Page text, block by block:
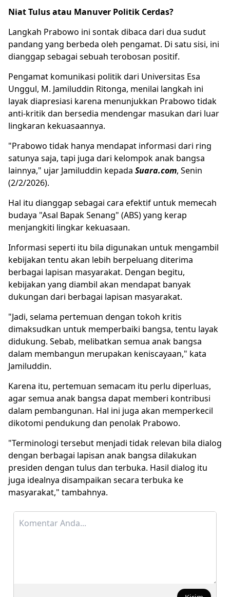
Niat Tulus atau Manuver Politik Cerdas?
Langkah Prabowo ini sontak dibaca dari dua sudut
pandang yang berbeda oleh pengamat. Di satu sisi, ini
dianggap sebagai sebuah terobosan positif.
Pengamat komunikasi politik dari Universitas Esa
Unggul, M. Jamiluddin Ritonga, menilai langkah ini
layak diapresiasi karena menunjukkan Prabowo tidak
anti-kritik dan bersedia mendengar masukan dari luar
lingkaran kekuasaannya.
"Prabowo tidak hanya mendapat informasi dari ring
satunya saja, tapi juga dari kelompok anak bangsa
lainnya," ujar Jamiluddin kepada Suara.com, Senin
(2/2/2026).
Hal itu dianggap sebagai cara efektif untuk memecah
budaya "Asal Bapak Senang" (ABS) yang kerap
menjangkiti lingkar kekuasaan.
Informasi seperti itu bila digunakan untuk mengambil
kebijakan tentu akan lebih berpeluang diterima
berbagai lapisan masyarakat. Dengan begitu,
kebijakan yang diambil akan mendapat banyak
dukungan dari berbagai lapisan masyarakat.
"Jadi, selama pertemuan dengan tokoh kritis
dimaksudkan untuk memperbaiki bangsa, tentu layak
didukung. Sebab, melibatkan semua anak bangsa
dalam membangun merupakan keniscayaan," kata
Jamiluddin.
Karena itu, pertemuan semacam itu perlu diperluas,
agar semua anak bangsa dapat memberi kontribusi
dalam pembangunan. Hal ini juga akan memperkecil
dikotomi pendukung dan penolak Prabowo.
"Terminologi tersebut menjadi tidak relevan bila dialog
dengan berbagai lapisan anak bangsa dilakukan
presiden dengan tulus dan terbuka. Hasil dialog itu
juga idealnya disampaikan secara terbuka ke
masyarakat," tambahnya.